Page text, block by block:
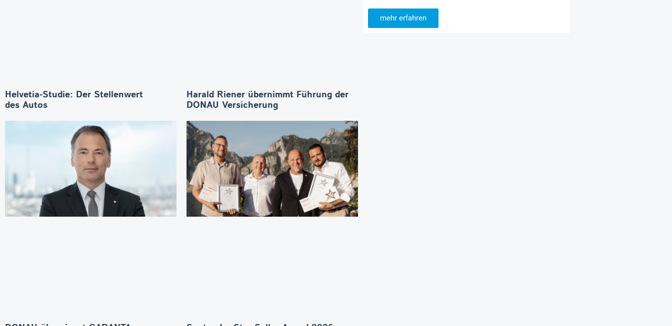
Helvetia-Studie: Der Stellenwert
des Autos
Harald Riener übernimmt Führung der
DONAU Versicherung
mehr erfahren